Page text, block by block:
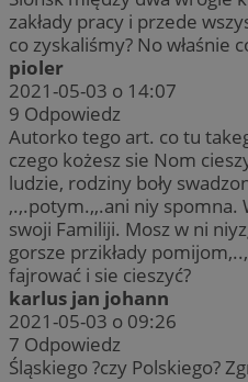
zakłady pracy i przede
co zyskaliśmy? No właśnie
pioler
2021-05-03 o 14:07
9 Odpowiedz
Autorko tego art. co tu
czego kożesz sie Nom
ludzie, rodziny boły
,.,.potym.,,.ani niy spomna.
swoji Familiji. Mosz w ni
gorsze przikłady
fajrować i sie cieszyć?
karlus jan johann
2021-05-03 o 09:26
7 Odpowiedz
Śląskiego ?czy Polskiego?